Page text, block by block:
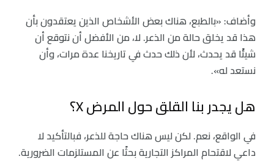
وأضاف: «بالطبع، هناك بعض الأشخاص الذين يعتقدون بأن
هذا قد يخلق حالة من الذعر. لا، من الأفضل أن نتوقع أن
شيئًا قد يحدث، لأن ذلك حدث في تاريخنا عدة مرات، وأن
نستعد له».
هل يجدر بنا القلق حول المرض X؟
في الواقع، نعم. لكن ليس هناك حاجة للذعر، فبالتأكيد لا
داعي لاقتحام المراكز التجارية بحثًا عن المستلزمات الضرورية.